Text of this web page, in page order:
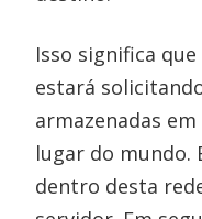
Isso significa
estará
armazenadas em
lugar do mundo.
dentro desta